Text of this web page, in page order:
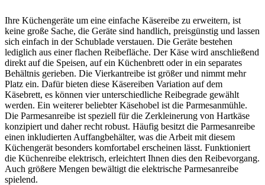
Ihre Küchengeräte um eine einfache Käsereibe zu erweitern, ist
keine große Sache, die Geräte sind handlich, preisgünstig und lassen
sich einfach in der Schublade verstauen. Die Geräte bestehen
lediglich aus einer flachen Reibefläche. Der Käse wird anschließend
direkt auf die Speisen, auf ein Küchenbrett oder in ein separates
Behältnis gerieben. Die Vierkantreibe ist größer und nimmt mehr
Platz ein. Dafür bieten diese Käsereiben Variation auf dem
Käsebrett, es können vier unterschiedliche Reibegrade gewählt
werden. Ein weiterer beliebter Käsehobel ist die Parmesanmühle.
Die Parmesanreibe ist speziell für die Zerkleinerung von Hartkäse
konzipiert und daher recht robust. Häufig besitzt die Parmesanreibe
einen inkludierten Auffangbehälter, was die Arbeit mit diesem
Küchengerät besonders komfortabel erscheinen lässt. Funktioniert
die Küchenreibe elektrisch, erleichtert Ihnen dies den Reibevorgang.
Auch größere Mengen bewältigt die elektrische Parmesanreibe
spielend.